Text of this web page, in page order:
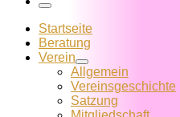
Menü
Startseite
Beratung
Verein
Allgemein
Vereins­geschichte
Satzung